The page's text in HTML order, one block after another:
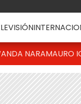
NARAMAURO